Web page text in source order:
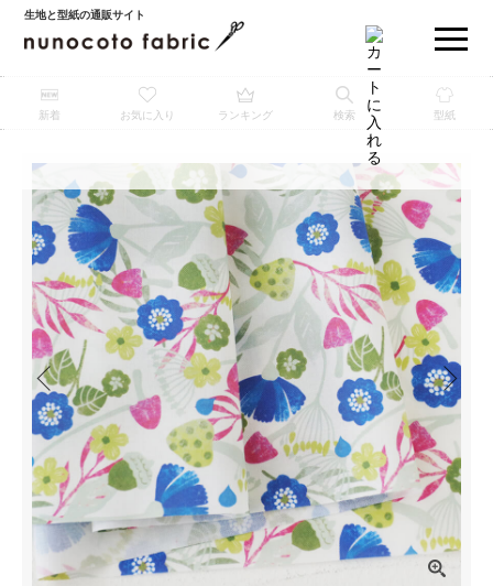
生地と型紙の通販サイト
新着 お気に入り ランキング 検索 型紙